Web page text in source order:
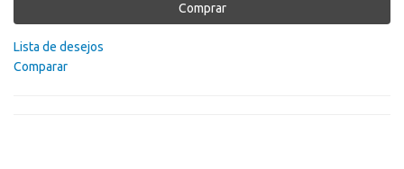
Comprar
Lista de desejos
Comparar